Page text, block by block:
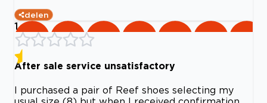
delen
1
After sale service unsatisfactory
I purchased a pair of Reef shoes selecting my